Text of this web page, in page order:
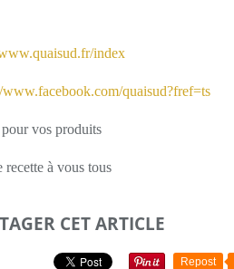
index
www.facebook.com/quaisud?fref=ts
vos produits
recette à vous tous
CET ARTICLE
Repost